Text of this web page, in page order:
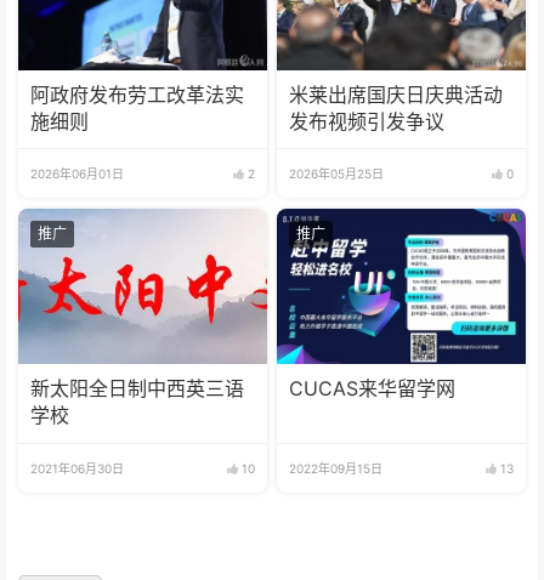
阿政府发布劳工改革法实
施细则
2026年06月01日 2
米莱出席国庆日庆典活动
发布视频引发争议
2026年05月25日 0
推广
新太阳全日制中西英三语
学校
2021年06月30日 10
推广
CUCAS来华留学网
2022年09月15日 13